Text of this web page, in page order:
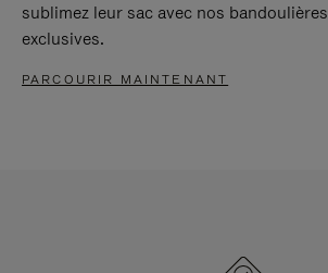
sublimez leur sac avec nos bandoulières
exclusives.
PARCOURIR MAINTENANT